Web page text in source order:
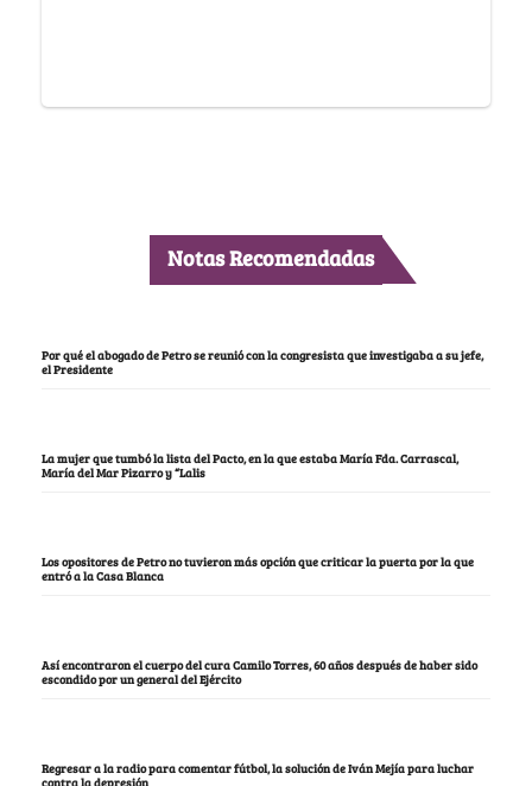
Notas Recomendadas
Por qué el abogado de Petro se reunió con la congresista que investigaba a su jefe,
el Presidente
La mujer que tumbó la lista del Pacto, en la que estaba María Fda. Carrascal,
María del Mar Pizarro y “Lalis
Los opositores de Petro no tuvieron más opción que criticar la puerta por la que
entró a la Casa Blanca
Así encontraron el cuerpo del cura Camilo Torres, 60 años después de haber sido
escondido por un general del Ejército
Regresar a la radio para comentar fútbol, la solución de Iván Mejía para luchar